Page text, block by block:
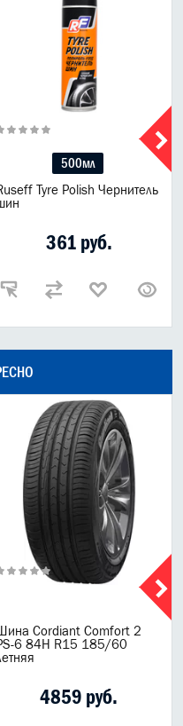
500мл
Tyre Polish Чернитель
361 руб.
Cordiant Comfort 2
6 84H R15 185/60
4859 руб.